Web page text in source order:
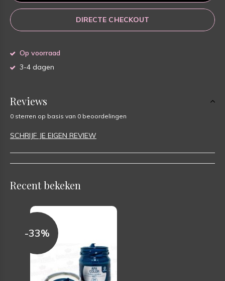
DIRECTE CHECKOUT
Op voorraad
3-4 dagen
Reviews
0 sterren op basis van 0 beoordelingen
SCHRIJF JE EIGEN REVIEW
Recent bekeken
-33%